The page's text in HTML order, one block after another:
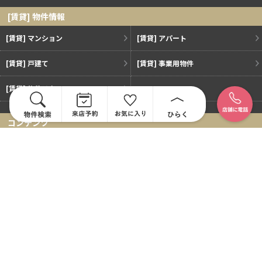
[賃貸] 物件情報
[賃貸] マンション [賃貸] アパート
[賃貸] 戸建て [賃貸] 事業用物件
[賃貸] 物件リクエスト
コンテンツ